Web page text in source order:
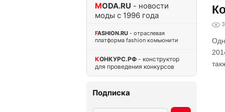
MODA.RU - новости
моды с 1996 года
FASHION.RU - отраслевая
платформа fashion комьюнити
КОНКУРС.РФ - конструктор
для проведения конкурсов
Подписка